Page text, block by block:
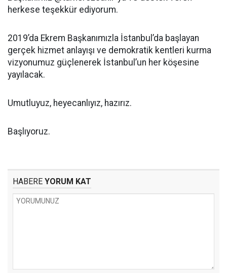
herkese teşekkür ediyorum.
2019’da Ekrem Başkanımızla İstanbul’da başlayan
gerçek hizmet anlayışı ve demokratik kentleri kurma
vizyonumuz güçlenerek İstanbul’un her köşesine
yayılacak.
Umutluyuz, heyecanlıyız, hazırız.
Başlıyoruz.
HABERE YORUM KAT